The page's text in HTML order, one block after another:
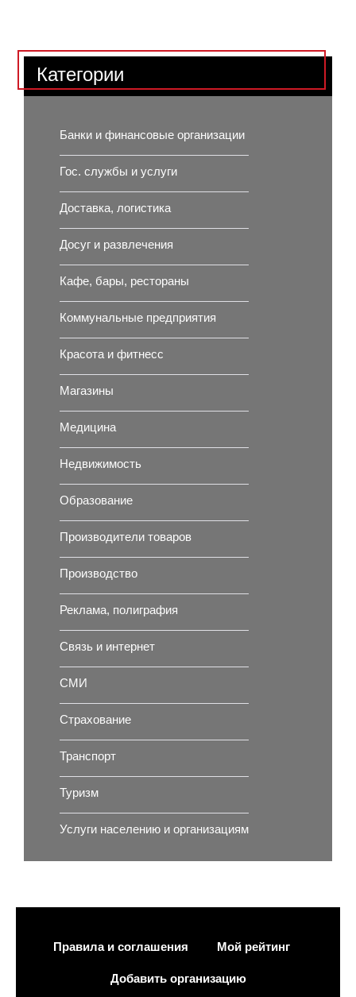
Категории
Банки и финансовые организации
Гос. службы и услуги
Доставка, логистика
Досуг и развлечения
Кафе, бары, рестораны
Коммунальные предприятия
Красота и фитнесс
Магазины
Медицина
Недвижимость
Образование
Производители товаров
Производство
Реклама, полиграфия
Связь и интернет
СМИ
Страхование
Транспорт
Туризм
Услуги населению и организациям
Правила и соглашения Мой рейтинг
Добавить организацию